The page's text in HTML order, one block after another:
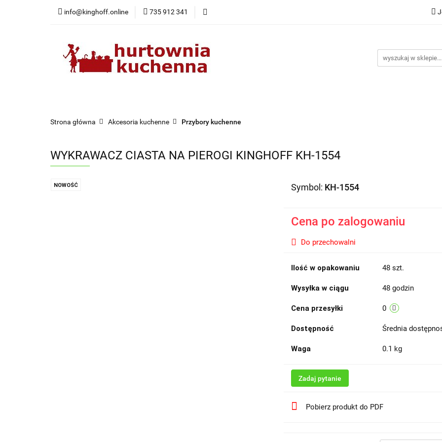
info@kinghoff.online 735 912 341
Kategorie
Strona główna Akcesoria kuchenne Przybory kuchenne
WYKRAWACZ CIASTA NA PIEROGI KINGHOFF KH-1554
NOWOŚĆ Symbol: KH-1554
Cena po zalogowaniu
Do przechowalni
Ilość w opakowaniu 48 szt.
Wysyłka w ciągu 48 godzin
Cena przesyłki 0
Dostępność Średnia
Waga 0.1 kg
Zadaj pytanie
Pobierz produkt do PDF